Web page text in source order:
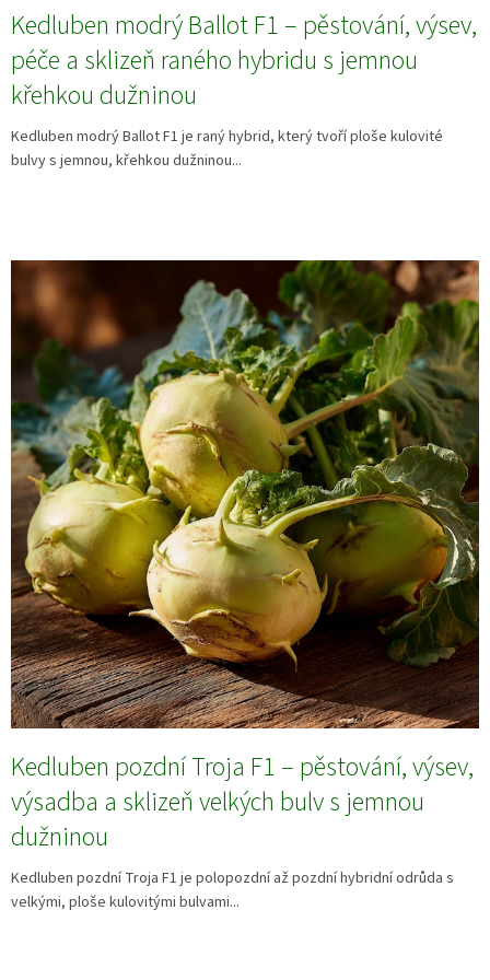
Kedluben modrý Ballot F1 – pěstování, výsev,
péče a sklizeň raného hybridu s jemnou
křehkou dužninou
Kedluben modrý Ballot F1 je raný hybrid, který tvoří ploše kulovité
bulvy s jemnou, křehkou dužninou...
Kedluben pozdní Troja F1 – pěstování, výsev,
výsadba a sklizeň velkých bulv s jemnou
dužninou
Kedluben pozdní Troja F1 je polopozdní až pozdní hybridní odrůda s
velkými, ploše kulovitými bulvami...